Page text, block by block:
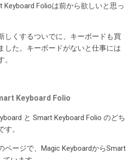
Keyboard Folioは前から欲しいと思っ
しくするついでに、キーボードも買
した。キーボードがないと仕事には
Keyboard Folio
と Smart Keyboard Folio のどち
。
ページで、Magic KeyboardからSmart